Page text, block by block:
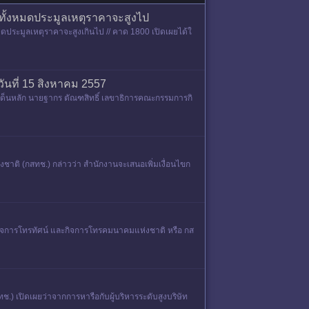
หมดประมูลเหตุราคาจะสูงไป
ะมูลเหตุราคาจะสูงเกินไป // คาด 1800 เปิดเผยได้ใ
นที่ 15 สิงหาคม 2557
ด็นหลัก นายฐากร ตัณฑสิทธิ์ เลขาธิการคณะกรรมการกิ
ติ (กสทช.) กล่าวว่า สำนักงานจะเสนอเพิ่มเงื่อนไขก
การโทรทัศน์ และกิจการโทรคมนาคมแห่งชาติ หรือ กส
เปิดเผยว่าจากการหารือกับผู้บริหารระดับสูงบริษัท